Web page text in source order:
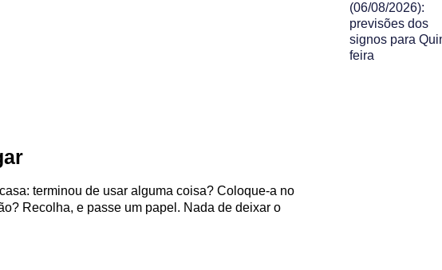
terminou de usar alguma coisa? Coloque-a no
Recolha, e passe um papel. Nada de deixar o
(06/08/2026):
previsões dos
signos para
feira